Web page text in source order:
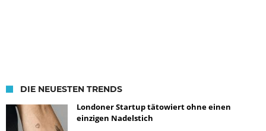
DIE NEUESTEN TRENDS
Londoner Startup tätowiert ohne einen
einzigen Nadelstich